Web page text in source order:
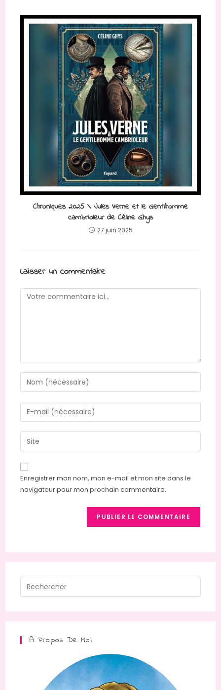
Chroniques 2025 \ Jules Verne et le Gentilhomme
cambrioleur de Céline Ghys
27 juin 2025
Laisser un commentaire
Enregistrer mon nom, mon e-mail et mon site dans le
navigateur pour mon prochain commentaire.
A Propos De Moi